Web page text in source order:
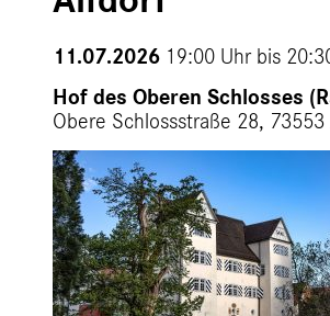
11.07.2026 19:00 Uhr bis
Hof des Oberen Schlosses
Obere Schlossstraße 28,